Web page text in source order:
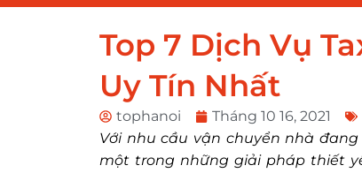
Top 7 Dịch Vụ
Uy Tín Nhất
tophanoi Tháng 10 16, 2021
Với nhu cầu vận chuyển nhà
một trong những giải pháp thiết